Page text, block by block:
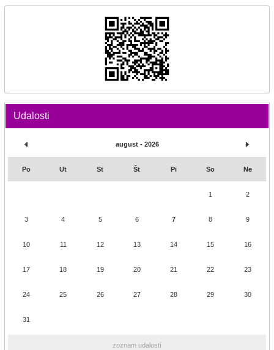
Udalosti
august - 2026
Po Ut St Št Pi So Ne
1 2
3 4 5 6 7 8 9
10 11 12 13 14 15 16
17 18 19 20 21 22 23
24 25 26 27 28 29 30
31
zoznam udalostí